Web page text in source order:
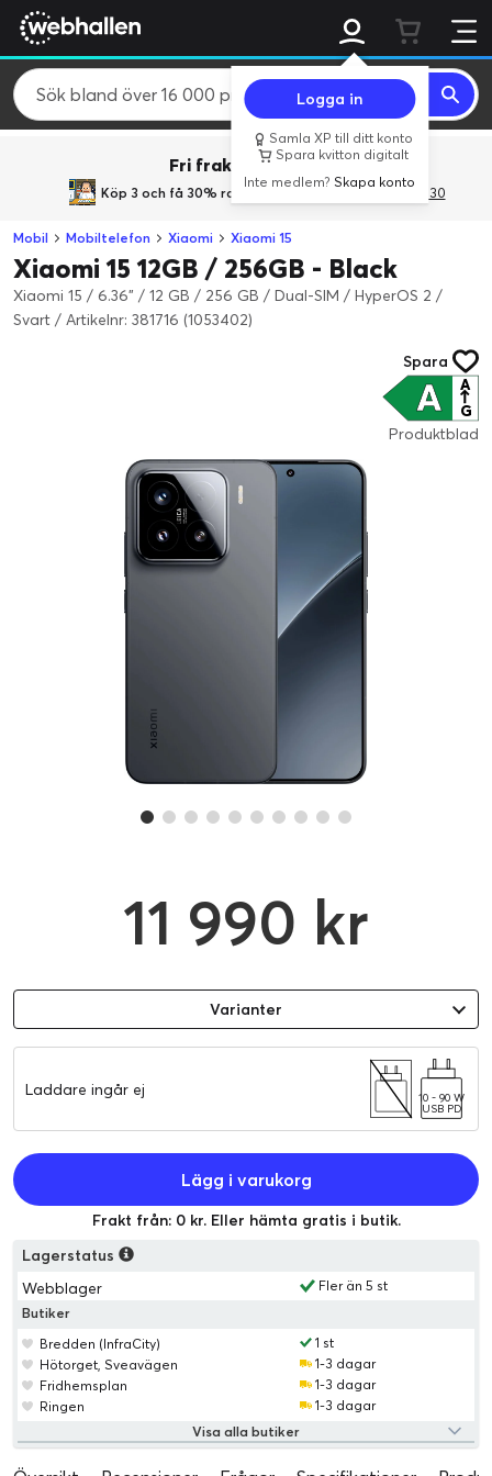
Logga in
Samla XP till ditt konto
Spara kvitton digitalt
Inte medlem?Skapa konto
Fri frakt över 800 kr.
Köp 3 och få 30% rabatt med rabattkoden 3Gives30
Mobil Mobiltelefon Xiaomi Xiaomi 15
Xiaomi 15 12GB / 256GB - Black
Xiaomi 15 / 6.36" / 12 GB / 256 GB / Dual-SIM / HyperOS 2 /
Svart / Artikelnr: 381716 (1053402)
Spara
A A
↑
G
Produktblad
11 990 kr
Varianter
Laddare ingår ej 10 - 90 W
USB PD
Lägg i varukorg
Frakt från: 0 kr. Eller hämta gratis i butik.
Lagerstatus
Webblager
Fler än 5 st
Butiker
Bredden (InfraCity)
1 st
Hötorget, Sveavägen
1-3 dagar
Fridhemsplan
1-3 dagar
Ringen
1-3 dagar
Visa alla butiker